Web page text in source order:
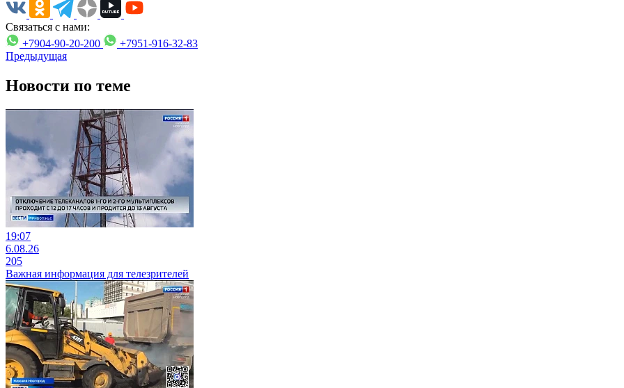
Связаться с нами:
+7904-90-20-200
+7951-916-32-83
Предыдущая
Новости по теме
19:07
6.08.26
205
Важная информация для телезрителей